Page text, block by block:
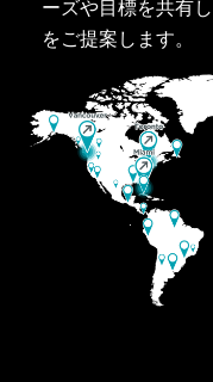
ーズや目標を共有し
をご提案します。